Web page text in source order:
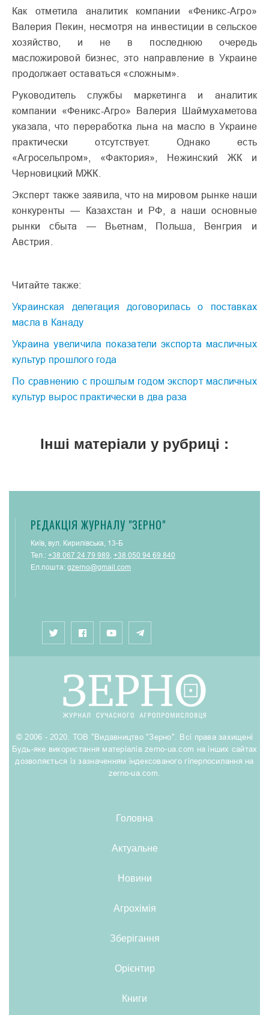
Как отметила аналитик компании «Феникс-Агро»
Валерия Пекин, несмотря на инвестиции в сельское
хозяйство, и не в последнюю очередь
масложировой бизнес, это направление в Украине
продолжает оставаться «сложным».
Руководитель службы маркетинга и аналитик
компании «Феникс-Агро» Валерия Шаймухаметова
указала, что переработка льна на масло в Украине
практически отсутствует. Однако есть
«Агросельпром», «Фактория», Нежинский ЖК и
Черновицкий МЖК.
Эксперт также заявила, что на мировом рынке наши
конкуренты — Казахстан и РФ, а наши основные
рынки сбыта — Вьетнам, Польша, Венгрия и
Австрия.
Читайте также:
Украинская делегация договорилась о поставках
масла в Канаду
Украина увеличила показатели экспорта масличных
культур прошлого года
По сравнению с прошлым годом экспорт масличных
культур вырос практически в два раза
Інші матеріали у рубриці :
РЕДАКЦІЯ ЖУРНАЛУ "ЗЕРНО"
Київ, вул. Кирилівська, 13-Б
Тел.: +38 067 24 79 989, +38 050 94 69 840
Ел.пошта: gzerno@gmail.com
© 2006 - 2020. ТОВ "Видавництво "Зерно". Всі права захищені
Будь-яке використання матеріалів zerno-ua.com на інших сайтах
дозволяється із зазначенням індексованого гіперпосилання на
zerno-ua.com.
Головна
Актуальне
Новини
Агрохімія
Зберігання
Орієнтир
Книги